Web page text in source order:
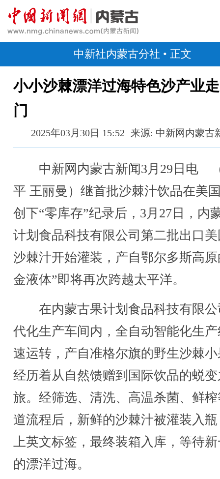
中新社内蒙古分社 • 正文
小小沙棘漂洋过海特色沙产业
门
2025年03月30日 15:52 来源: 中新网内蒙古
中新网内蒙古新闻3月29日电
平 王丽曼）继首批沙棘汁饮品在美
创下“零库存”纪录后，3月27日，内
计划食品科技有限公司第二批出口
沙棘汁开始灌装，产自鄂尔多斯高原
金液体”即将再次跨越太平洋。
在内蒙古果计划食品科技有限公
代化生产车间内，全自动智能化生
速运转，产自准格尔旗的野生沙棘
经历着从自然馈赠到国际饮品的蜕
旅。经筛选、清洗、高温杀菌、鲜
道流程后，新鲜的沙棘汁被灌装入
上英文标签，最终装箱入库，等待
的漂洋过海。